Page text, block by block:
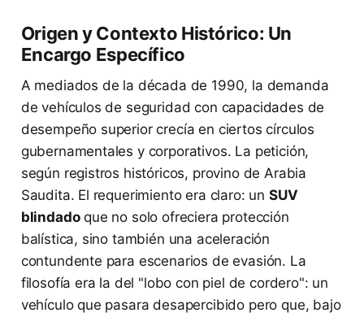
Origen y Contexto Histórico: Un
Encargo Específico
A mediados de la década de 1990, la demanda
de vehículos de seguridad con capacidades de
desempeño superior crecía en ciertos círculos
gubernamentales y corporativos. La petición,
según registros históricos, provino de Arabia
Saudita. El requerimiento era claro: un SUV
blindadoque no solo ofreciera protección
balística, sino también una aceleración
contundente para escenarios de evasión. La
filosofía era la del "lobo con piel de cordero": un
vehículo que pasara desapercibido pero que, bajo